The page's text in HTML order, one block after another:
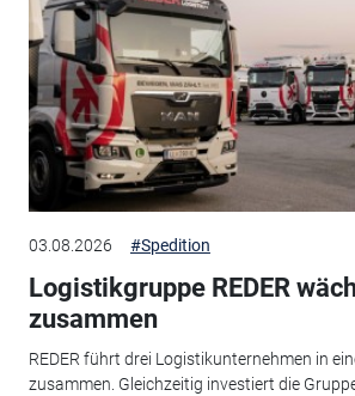
03.08.2026 #Spedition
Logistikgruppe REDER
zusammen
REDER führt drei Logistikunternehmen in
zusammen. Gleichzeitig investiert die